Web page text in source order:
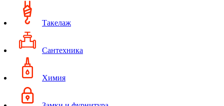
Такелаж
Сантехника
Химия